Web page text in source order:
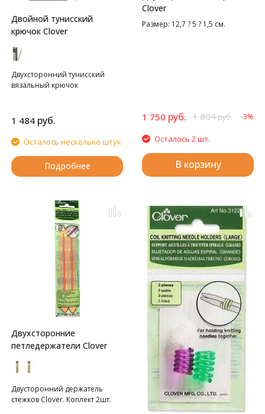
Двойной тунисский
крючок Clover
Двухсторонний тунисский
вязальный крючок
1 484 руб.
Осталось несколько штук
Подробнее
Clover
Размер: 12,7 ? 5 ? 1,5 см.
1 750 руб. 1 804руб. -3%
Осталось 2 шт.
В корзину
Двухсторонние
петледержатели Clover
Двусторонний держатель
стежков Clover. Коплект 2шт.